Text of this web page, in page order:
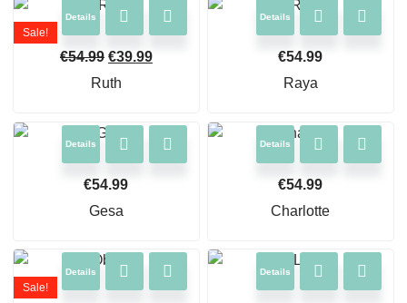
Sale!
Details
€54.99 €39.99
Ruth
Details
€54.99
Raya
Details
€54.99
Gesa
Details
€54.99
Charlotte
Sale!
Details Details